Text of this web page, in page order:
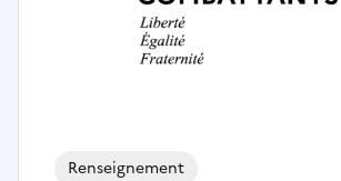
Renseignement